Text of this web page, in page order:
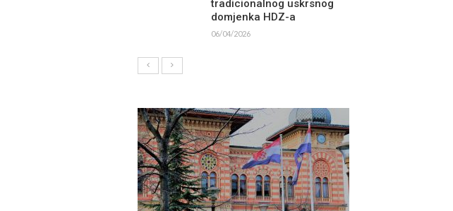
tradicionalnog uskrsnog
domjenka HDZ-a
06/04/2026